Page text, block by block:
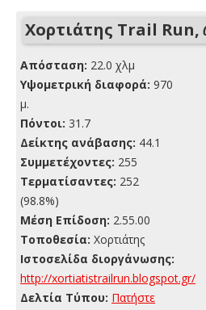
Χορτιάτης Trail Run,
Απόσταση: 22.0 χλμ
Yψομετρική διαφορά: 970
μ.
Πόντοι: 31.7
Δείκτης ανάβασης: 44.1
Συμμετέχοντες: 255
Τερματίσαντες: 252
(98.8%)
Μέση Επίδοση: 2.55.00
Τοποθεσία: Χορτιάτης
Ιστοσελίδα διοργάνωσης:
http://xortiatistrailrun.blogspot.gr/
Δελτία Τύπου: Πατήστε